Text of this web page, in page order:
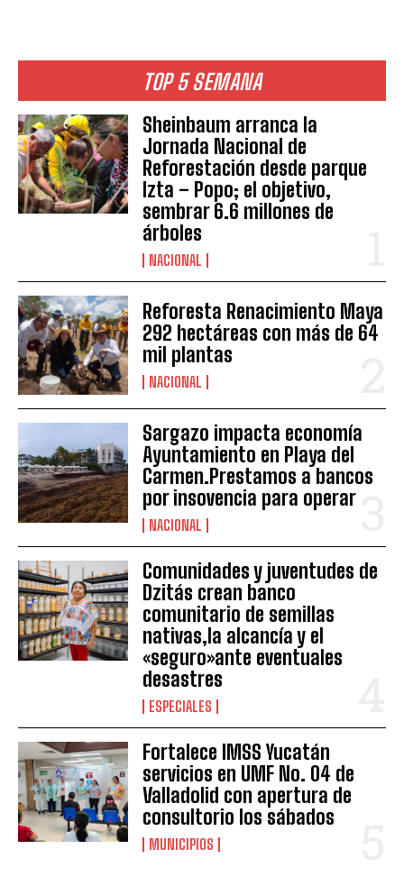
TOP 5 SEMANA
Sheinbaum arranca la
Jornada Nacional de
Reforestación desde parque
Izta – Popo; el objetivo,
sembrar 6.6 millones de
árboles
NACIONAL
Reforesta Renacimiento Maya
292 hectáreas con más de 64
mil plantas
NACIONAL
Sargazo impacta economía
Ayuntamiento en Playa del
Carmen.Prestamos a bancos
por insovencia para operar
NACIONAL
Comunidades y juventudes de
Dzitás crean banco
comunitario de semillas
nativas,la alcancía y el
«seguro»ante eventuales
desastres
ESPECIALES
Fortalece IMSS Yucatán
servicios en UMF No. 04 de
Valladolid con apertura de
consultorio los sábados
MUNICIPIOS